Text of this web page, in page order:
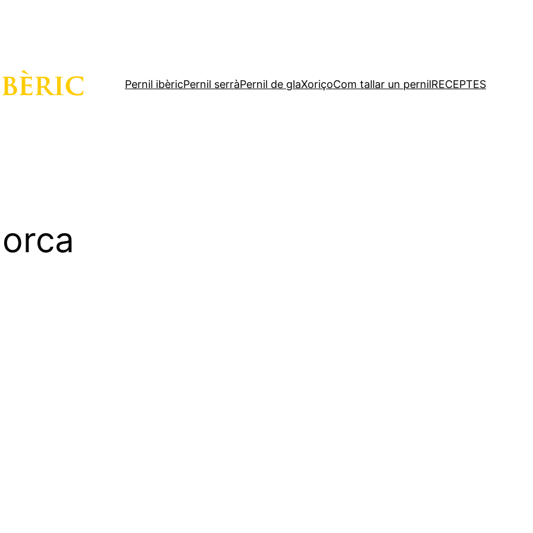
Pernil ibèricPernil serràPernil de glaXoriçoCom tallar un pernilRECEPTES